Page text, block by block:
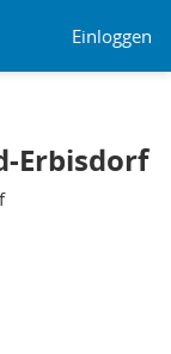
Einloggen
Erbisdorf